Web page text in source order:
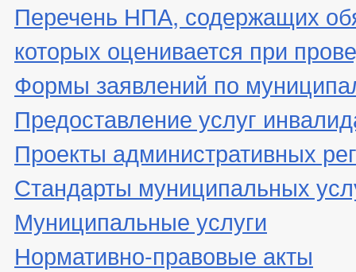
Перечень НПА, содержащих
которых оценивается при
Формы заявлений по
Предоставление услуг
Проекты административных
Стандарты муниципальных
Муниципальные услуги
Нормативно-правовые акты